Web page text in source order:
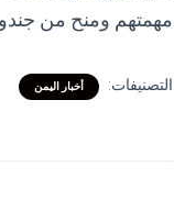
مهمتهم ومنح من
التصنيفات: أخبار اليمن